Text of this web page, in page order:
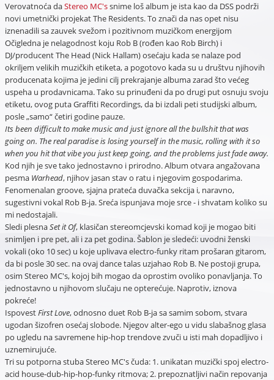
Verovatnoća daStereo MC'ssnime loš album je ista kao da DSS podrži
novi umetnički projekat The Residents. To znači da nas opet nisu
iznenadili sa zauvek svežom i pozitivnom muzičkom energijom
Očigledna je nelagodnost koju Rob B (rođen kao Rob Birch) i
DJ/producent The Head (Nick Hallam) osećaju kada se nalaze pod
okriljem velikih muzičkih etiketa, a pogotovo kada su u društvu njihovih
producenata kojima je jedini cilj prekrajanje albuma zarad što većeg
uspeha u prodavnicama. Tako su prinuđeni da po drugi put osnuju svoju
etiketu, ovog puta Graffiti Recordings, da bi izdali peti studijski album,
posle „samo“ četiri godine pauze.
Its been difficult to make music and just ignore all the bullshit that was
going on. The real paradise is losing yourself in the music, rolling with it so
when you hit that vibe you just keep going, and the problems just fade away.
Kod njih je sve tako jednostavno i prirodno. Album otvara angažovana
pesma Warhead, njihov jasan stav o ratu i njegovim gospodarima.
Fenomenalan groove, sjajna prateća duvačka sekcija i, naravno,
sugestivni vokal Rob B-ja. Sreća ispunjava moje srce - i shvatam koliko su
mi nedostajali.
Sledi plesnaSet it Of, klasičan stereomcjevski komad koji je mogao biti
snimljen i pre pet, ali i za pet godina. Šablon je sledeći: uvodni ženski
vokali (oko 10 sec) u koje uplivava electro-funky ritam prošaran gitarom,
da bi posle 30 sec. na ovaj dance talas uzjahao Rob B. Ne postoji grupa,
osim Stereo MC's, kojoj bih mogao da oprostim ovoliko ponavljanja. To
jednostavno u njihovom slučaju ne opterećuje. Naprotiv, iznova
pokreće!
IspovestFirst Love, odnosno duet Rob B-ja sa samim sobom, stvara
ugodan šizofren osećaj slobode. Njegov alter-ego u vidu slabašnog glasa
po ugledu na savremene hip-hop trendove zvuči u isti mah dopadljivo i
uznemirujuće.
Tri su potporna stuba Stereo MC's čuda: 1. unikatan muzički spoj electro-
acid house-dub-hip-hop-funky ritmova; 2. prepoznatljivi način repovanja